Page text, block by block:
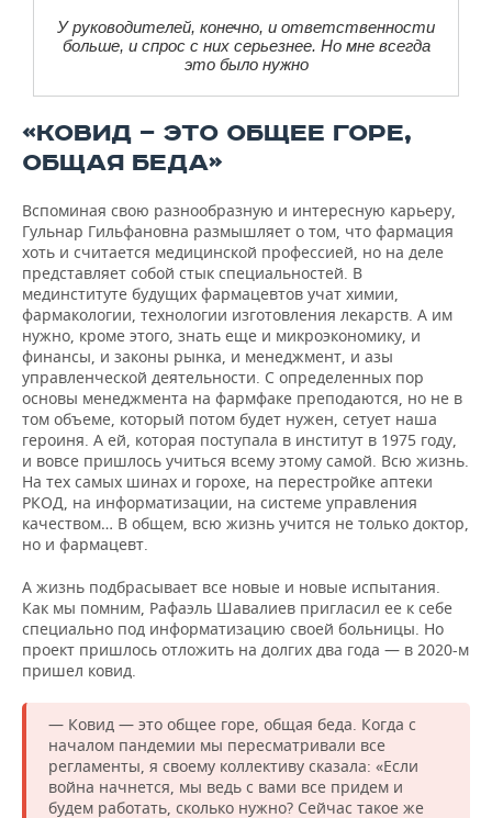
У руководителей, конечно, и ответственности
больше, и спрос с них серьезнее. Но мне всегда
это было нужно
«КОВИД — ЭТО ОБЩЕЕ ГОРЕ,
ОБЩАЯ БЕДА»
Вспоминая свою разнообразную и интересную карьеру,
Гульнар Гильфановна размышляет о том, что фармация
хоть и считается медицинской профессией, но на деле
представляет собой стык специальностей. В
мединституте будущих фармацевтов учат химии,
фармакологии, технологии изготовления лекарств. А им
нужно, кроме этого, знать еще и микроэкономику, и
финансы, и законы рынка, и менеджмент, и азы
управленческой деятельности. С определенных пор
основы менеджмента на фармфаке преподаются, но не в
том объеме, который потом будет нужен, сетует наша
героиня. А ей, которая поступала в институт в 1975 году,
и вовсе пришлось учиться всему этому самой. Всю жизнь.
На тех самых шинах и горохе, на перестройке аптеки
РКОД, на информатизации, на системе управления
качеством… В общем, всю жизнь учится не только доктор,
но и фармацевт.
А жизнь подбрасывает все новые и новые испытания.
Как мы помним, Рафаэль Шавалиев пригласил ее к себе
специально под информатизацию своей больницы. Но
проект пришлось отложить на долгих два года — в 2020-м
пришел ковид.
— Ковид — это общее горе, общая беда. Когда с
началом пандемии мы пересматривали все
регламенты, я своему коллективу сказала: «Если
война начнется, мы ведь с вами все придем и
будем работать, сколько нужно? Сейчас такое же